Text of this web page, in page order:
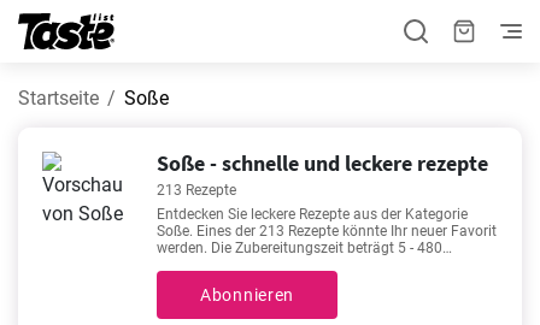
Startseite Soße
Soße - schnelle und leckere rezepte
213 Rezepte
Entdecken Sie leckere Rezepte aus der Kategorie
Soße. Eines der 213 Rezepte könnte Ihr neuer Favorit
werden. Die Zubereitungszeit beträgt 5 - 480
empfehlen IhnenJägersauce Rezept ohne Mehl
Haschee Sauce für Nudeln,Pilz Pfanne mit
Abonnieren